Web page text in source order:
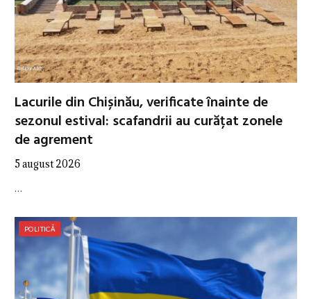
Lacurile din Chișinău, verificate înainte de
sezonul estival: scafandrii au curățat zonele
de agrement
5 august 2026
…
POLITICĂ